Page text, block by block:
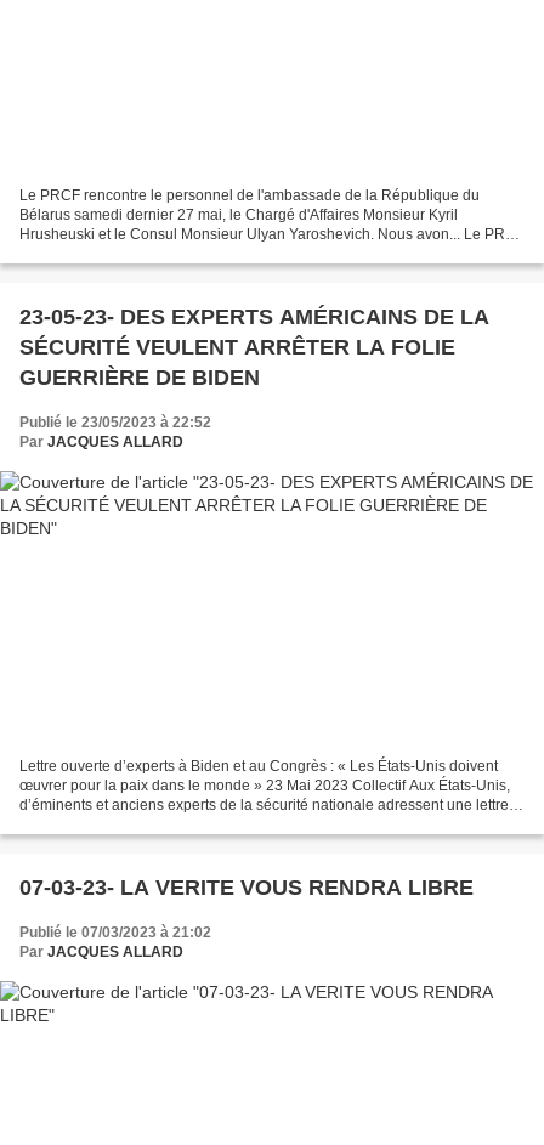
Le PRCF rencontre le personnel de l'ambassade de la République du
Bélarus samedi dernier 27 mai, le Chargé d'Affaires Monsieur Kyril
Hrusheuski et le Consul Monsieur Ulyan Yaroshevich. Nous avon... Le PRCF
23-05-23- DES EXPERTS AMÉRICAINS DE LA
SÉCURITÉ VEULENT ARRÊTER LA FOLIE
GUERRIÈRE DE BIDEN
Publié le 23/05/2023 à 22:52
Par JACQUES ALLARD
Lettre ouverte d’experts à Biden et au Congrès : « Les États-Unis doivent
œuvrer pour la paix dans le monde » 23 Mai 2023 Collectif Aux États-Unis,
d’éminents et anciens experts de la sécurité nationale adressent une lettre
07-03-23- LA VERITE VOUS RENDRA LIBRE
Publié le 07/03/2023 à 21:02
Par JACQUES ALLARD